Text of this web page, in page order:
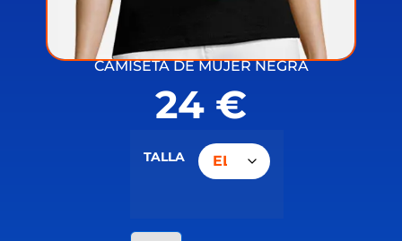
CAMISETA DE MUJER NEGRA
24 €
TALLA